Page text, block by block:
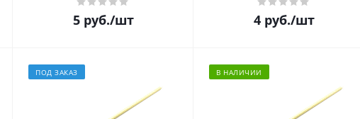
5руб./шт 4руб./шт
ПОД ЗАКАЗ В НАЛИЧИИ